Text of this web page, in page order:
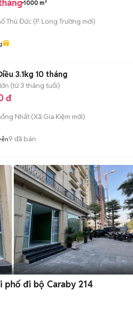
1000 m²
Thủ Đức (P. Long Trường mới)
3.1kg 10 tháng
(từ 3 tháng tuổi)
đ
Nhất (Xã Gia Kiệm mới)
9 đã bán
đi bộ Caraby 214